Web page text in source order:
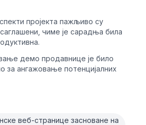
пројекта пажљиво су
чиме је сарадња била
демо продавнице је било
за ангажовање потенцијалних
веб-странице засноване на